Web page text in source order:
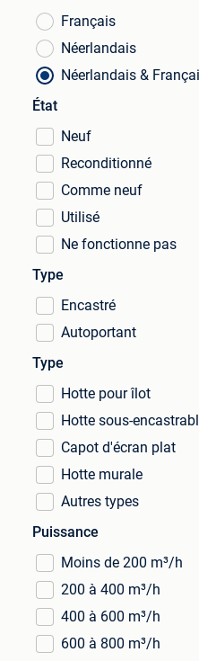
Français
Néerlandais
Néerlandais &
État
Neuf
Reconditionné
Comme neuf
Utilisé
Ne fonctionne pas
Type
Encastré
Autoportant
Type
Hotte pour îlot
Hotte sous-
Capot d'écran plat
Hotte murale
Autres types
Puissance
Moins de 200 m³/h
200 à 400 m³/h
400 à 600 m³/h
600 à 800 m³/h